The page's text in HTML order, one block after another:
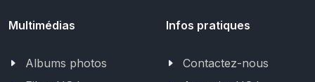
Multimédias
Albums photos
Infos pratiques
Contactez-nous